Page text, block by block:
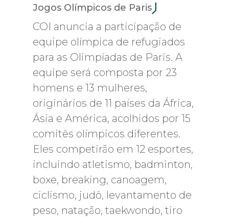
Jogos Olímpicos de Paris
COI anuncia a participação de
equipe olímpica de refugiados
para as Olimpíadas de Paris. A
equipe será composta por 23
homens e 13 mulheres,
originários de 11 países da África,
Ásia e América, acolhidos por 15
comitês olímpicos diferentes.
Eles competirão em 12 esportes,
incluindo atletismo, badminton,
boxe, breaking, canoagem,
ciclismo, judô, levantamento de
peso, natação, taekwondo, tiro